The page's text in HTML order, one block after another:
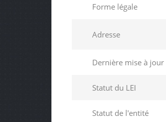
Forme légale
Adresse
Dernière mise à jour
Statut du LEI
Statut de l'entité